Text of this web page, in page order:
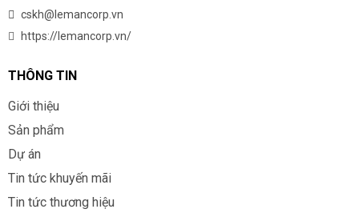
cskh@lemancorp.vn
https://lemancorp.vn/
THÔNG TIN
Giới thiệu
Sản phẩm
Dự án
Tin tức khuyến mãi
Tin tức thương hiệu